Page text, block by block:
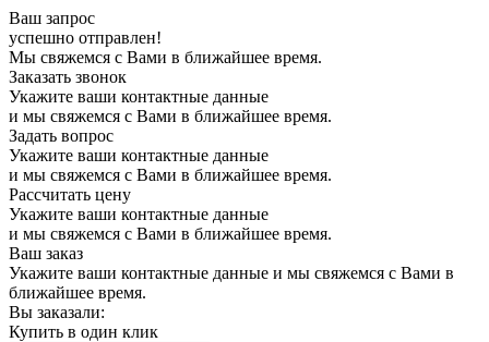
Ваш запрос
успешно отправлен!
Мы свяжемся с Вами в ближайшее время.
Заказать звонок
Укажите ваши контактные данные
и мы свяжемся с Вами в ближайшее время.
Задать вопрос
Укажите ваши контактные данные
и мы свяжемся с Вами в ближайшее время.
Рассчитать цену
Укажите ваши контактные данные
и мы свяжемся с Вами в ближайшее время.
Ваш заказ
Укажите ваши контактные данные и мы свяжемся с Вами в
ближайшее время.
Вы заказали:
Купить в один клик